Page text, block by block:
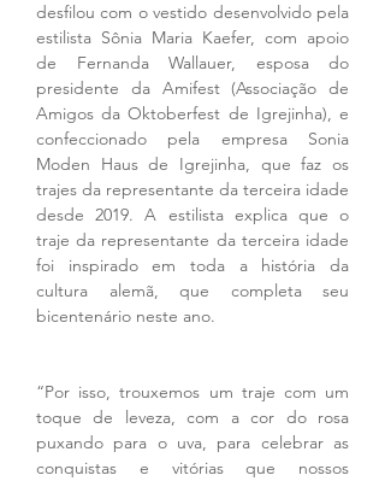
desfilou com o vestido desenvolvido pela
estilista Sônia Maria Kaefer, com apoio
de Fernanda Wallauer, esposa do
presidente da Amifest (Associação de
Amigos da Oktoberfest de Igrejinha), e
confeccionado pela empresa Sonia
Moden Haus de Igrejinha, que faz os
trajes da representante da terceira idade
desde 2019. A estilista explica que o
traje da representante da terceira idade
foi inspirado em toda a história da
cultura alemã, que completa seu
bicentenário neste ano.
“Por isso, trouxemos um traje com um
toque de leveza, com a cor do rosa
puxando para o uva, para celebrar as
conquistas e vitórias que nossos